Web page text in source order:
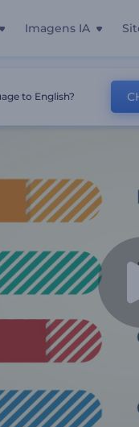
Imagens IA
to English?